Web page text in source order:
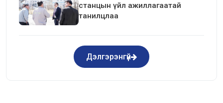
станцын үйл ажиллагаатай
танилцлаа
Дэлгэрэнгүй